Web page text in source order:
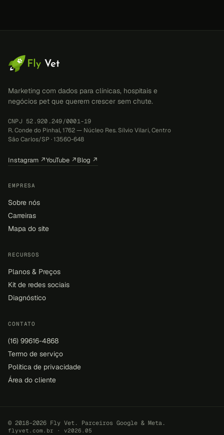
Marketing com dados para clínicas, hospitais e
negócios pet que querem crescer sem chute.
CNPJ 52.920.249/0001-19
R. Conde do Pinhal, 1762 — Núcleo Res. Sílvio Vilari, Centro
São Carlos/SP · 13560-648
Instagram ↗YouTube ↗Blog ↗
EMPRESA
Sobre nós
Carreiras
Mapa do site
RECURSOS
Planos & Preços
Kit de redes sociais
Diagnóstico
CONTATO
(16) 99616-4868
Termo de serviço
Política de privacidade
Área do cliente
© 2018–2026 Fly Vet. Parceiros Google & Meta.
flyvet.com.br · v2026.05